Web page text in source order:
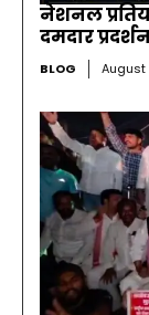
नेशनल
दमदार
BLOG August